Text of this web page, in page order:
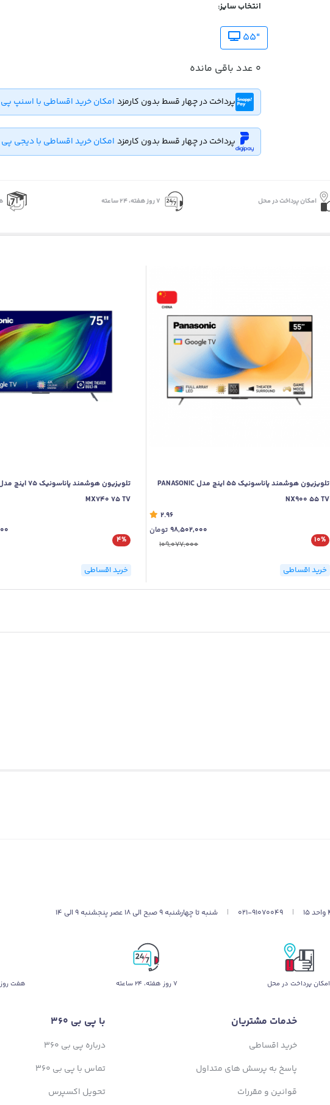
انتخاب سایز:
"55
0 عدد باقی مانده
پرداخت در چهار قسط بدون کارمزد امکان خرید اقساطی با اسنپ پی
پرداخت در چهار قسط بدون کارمزد امکان خرید اقساطی با دیجی پی
امکان پرداخت در محل ۷ روز ﻫﻔﺘﻪ، ۲۴ ﺳﺎﻋﺘﻪ
تلویزیون هوشمند پاناسونیک 55 اینچ مدل PANASONIC
NX900 55 TV
2.96
10%
98,502,000 تومان
109,077,000
خرید اقساطی
MX740 75 TV
4%
خرید اقساطی
|
021-91070049
| شنبه تا چهارشنبه 9 صبح الی 18 عصر پنجشنبه 9 الی 14
امکان پرداخت در محل ۷ روز ﻫﻔﺘﻪ، ۲۴ ﺳﺎﻋﺘﻪ هفت روز
خدمات مشتریان
خرید اقساطی
پاسخ به پرسش های متداول
قوانین و مقررات
با پی بی 360
درباره پی بی 360
تماس با پی بی 360
تحویل اکسپرس